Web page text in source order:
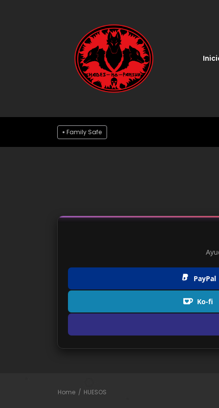
Family Safe
PayPal
Ko-fi
Home HUESOS